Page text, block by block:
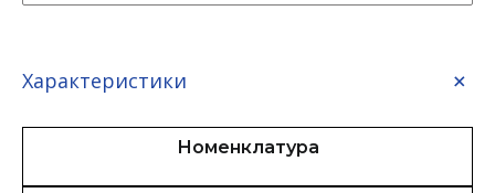
Характеристики
Номенклатура